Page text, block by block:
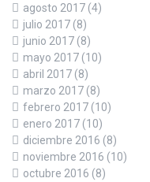
agosto 2017 (4)
julio 2017 (8)
junio 2017 (8)
mayo 2017 (10)
abril 2017 (8)
marzo 2017 (8)
febrero 2017 (10)
enero 2017 (10)
diciembre 2016 (8)
noviembre 2016 (10)
octubre 2016 (8)